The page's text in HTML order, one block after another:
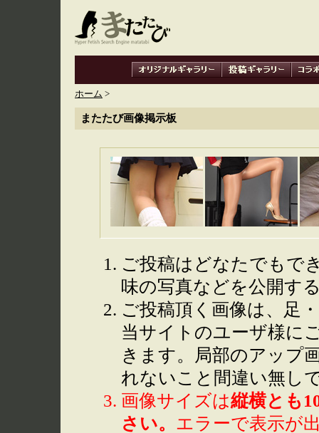
ホーム >
またたび画像掲示板
ご投稿はどなたでもで
味の写真などを公開す
ご投稿頂く画像は、足
当サイトのユーザ様に
きます。局部のアップ
れないこと間違い無し
画像サイズは縦横とも
さい。 エラーで表示が